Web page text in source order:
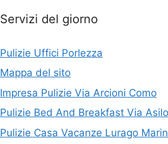
Servizi del giorno
Pulizie Uffici Porlezza
Mappa del sito
Impresa Pulizie Via Arcioni Como
Pulizie Bed And Breakfast Via
Pulizie Casa Vacanze Lurago